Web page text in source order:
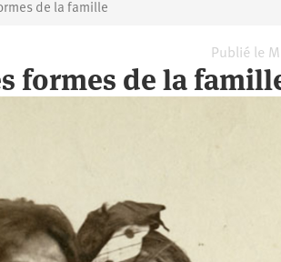
de la famille
Publié le
formes de la